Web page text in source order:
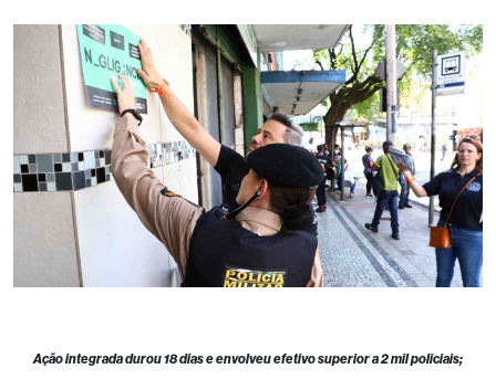
Ação integrada durou 18 dias e envolveu efetivo superior a 2 mil policiais;